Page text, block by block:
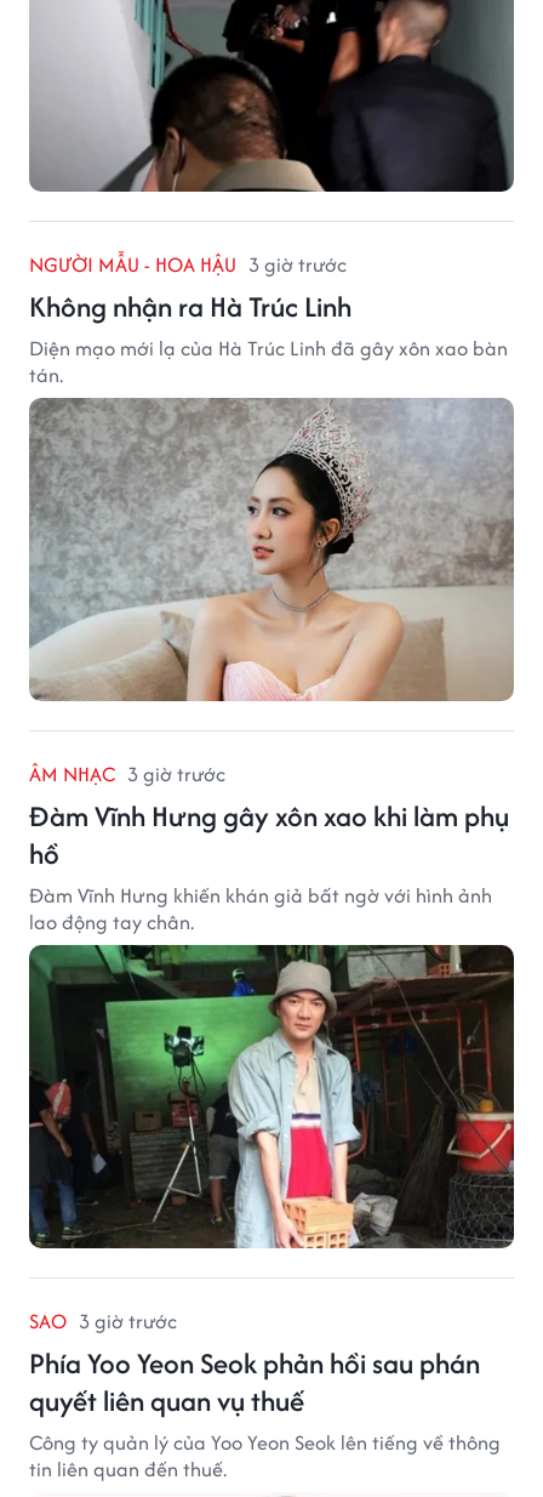
NGƯỜI MẪU - HOA HẬU 3 giờ trước
Không nhận ra Hà Trúc Linh
Diện mạo mới lạ của Hà Trúc Linh đã gây xôn xao bàn
tán.
ÂM NHẠC 3 giờ trước
Đàm Vĩnh Hưng gây xôn xao khi làm phụ
hồ
Đàm Vĩnh Hưng khiến khán giả bất ngờ với hình ảnh
lao động tay chân.
SAO 3 giờ trước
Phía Yoo Yeon Seok phản hồi sau phán
quyết liên quan vụ thuế
Công ty quản lý của Yoo Yeon Seok lên tiếng về thông
tin liên quan đến thuế.